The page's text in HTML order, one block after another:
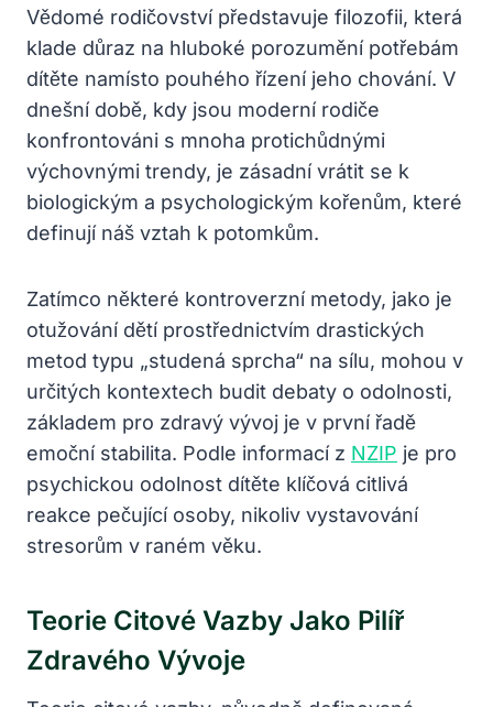
Vědomé rodičovství představuje filozofii, která
klade důraz na hluboké porozumění potřebám
dítěte namísto pouhého řízení jeho chování. V
dnešní době, kdy jsou moderní rodiče
konfrontováni s mnoha protichůdnými
výchovnými trendy, je zásadní vrátit se k
biologickým a psychologickým kořenům, které
definují náš vztah k potomkům.
Zatímco některé kontroverzní metody, jako je
otužování dětí prostřednictvím drastických
metod typu „studená sprcha“ na sílu, mohou v
určitých kontextech budit debaty o odolnosti,
základem pro zdravý vývoj je v první řadě
emoční stabilita. Podle informací z NZIP je pro
psychickou odolnost dítěte klíčová citlivá
reakce pečující osoby, nikoliv vystavování
stresorům v raném věku.
Teorie Citové Vazby Jako Pilíř
Zdravého Vývoje